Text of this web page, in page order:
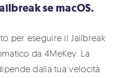
se macOS.
per eseguire il Jailbreak
da 4MeKey. La
dalla tua velocità